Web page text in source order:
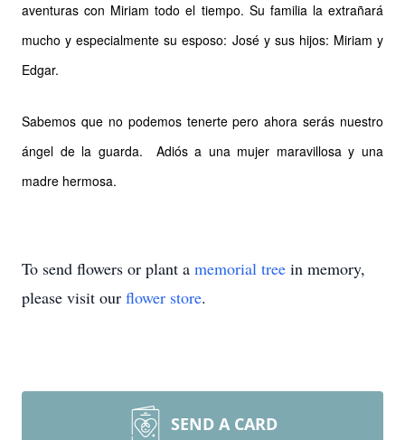
aventuras con Miriam todo el tiempo. Su familia la extrañará
mucho y especialmente su esposo: José y sus hijos: Miriam y
Edgar.
Sabemos que no podemos tenerte pero ahora serás nuestro
ángel de la guarda. Adiós a una mujer maravillosa y una
madre hermosa.
To send flowers or plant a memorial tree in memory,
please visit our flower store.
SEND A CARD